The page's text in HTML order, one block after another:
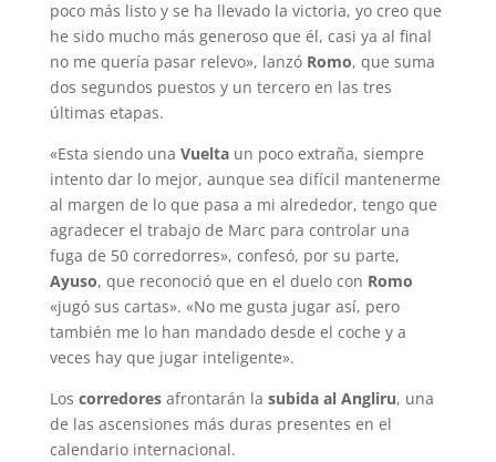
poco más listo y se ha llevado la victoria, yo creo que
he sido mucho más generoso que él, casi ya al final
no me quería pasar relevo», lanzó Romo, que suma
dos segundos puestos y un tercero en las tres
últimas etapas.
«Esta siendo una Vueltaun poco extraña, siempre
intento dar lo mejor, aunque sea difícil mantenerme
al margen de lo que pasa a mi alrededor, tengo que
agradecer el trabajo de Marc para controlar una
fuga de 50 corredorres», confesó, por su parte,
Ayuso, que reconoció que en el duelo con Romo
«jugó sus cartas». «No me gusta jugar así, pero
también me lo han mandado desde el coche y a
veces hay que jugar inteligente».
Los corredoresafrontarán la subida al Angliru, una
de las ascensiones más duras presentes en el
calendario internacional.